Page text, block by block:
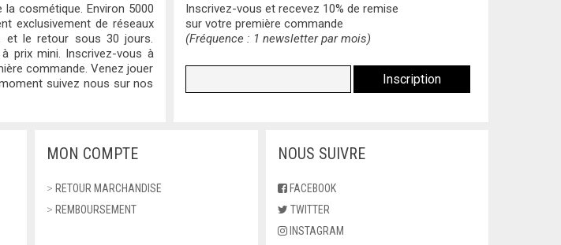
cosmétique. Environ 5000
exclusivement de réseaux
et le retour sous 30 jours.
prix mini. Inscrivez-vous à
commande. Venez jouer
suivez nous sur nos
Inscrivez-vous et recevez 10% de remise
sur votre première commande
(Fréquence : 1 newsletter par mois)
MON COMPTE
> RETOUR MARCHANDISE
> REMBOURSEMENT
NOUS SUIVRE
FACEBOOK
TWITTER
INSTAGRAM